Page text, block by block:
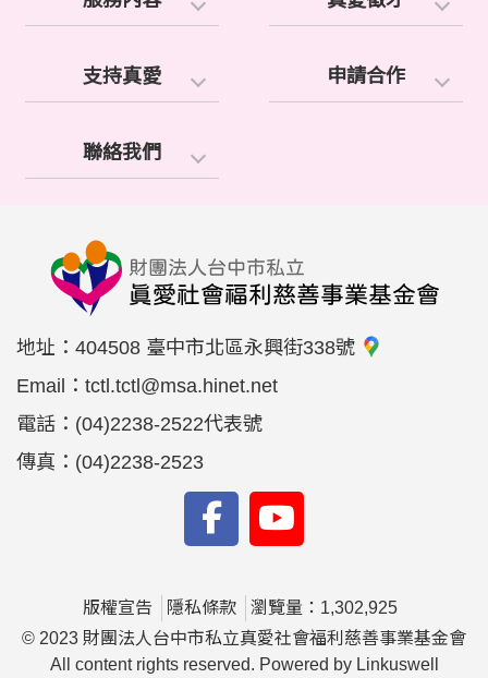
支持真愛 申請合作
聯絡我們
地址： 404508 臺中市北區永興街338號
Email： tctl.tctl@msa.hinet.net
電話： (04)2238-2522代表號
傳真： (04)2238-2523
版權宣告 隱私條款
瀏覽量：1,302,925
© 2023 財團法人台中市私立真愛社會福利慈善事業基金會
All content rights reserved. Powered by Linkuswell